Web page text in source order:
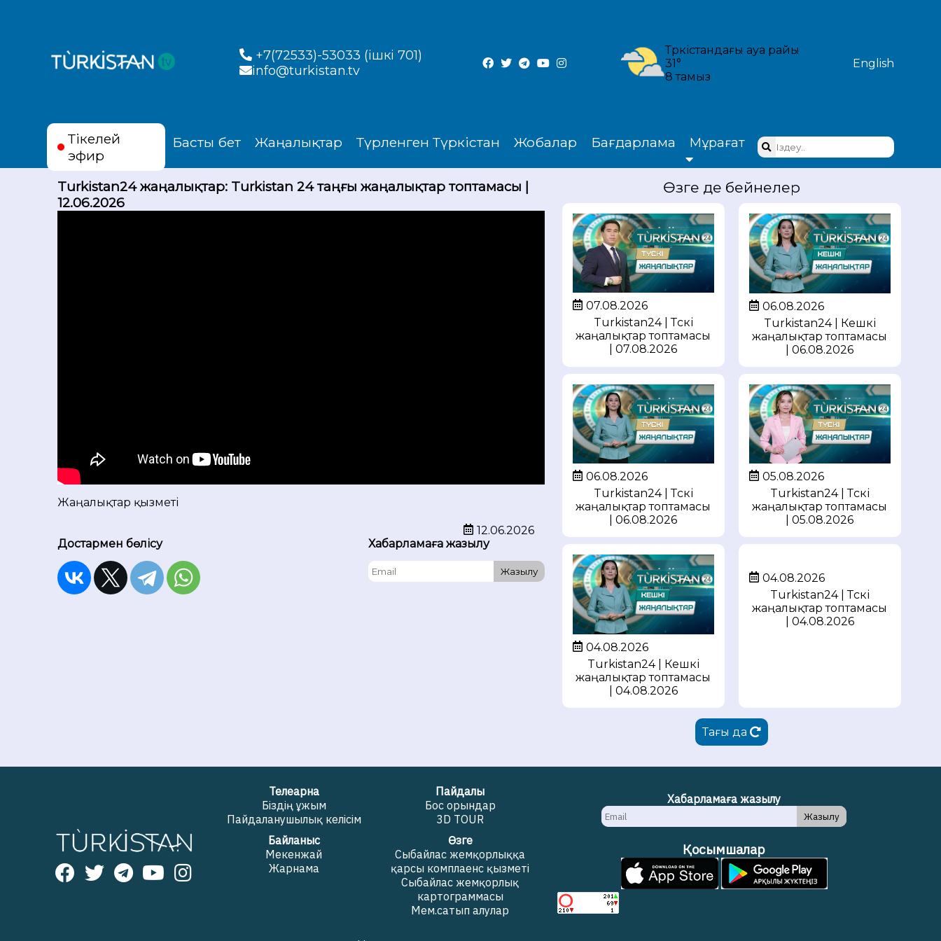
+7(72533)-53033 (ішкі 701)
info@turkistan.tv
Түркістандағы ауа райы
31°
8 тамыз
English
Тікелей
эфир
Басты бет Жаңалықтар Түрленген Түркістан Жобалар Бағдарлама Мұрағат
Turkistan24 жаңалықтар: Turkistan 24 таңғы жаңалықтар топтамасы |
12.06.2026
Жаңалықтар қызметі
12.06.2026
Достармен бөлісу
Хабарламаға жазылу
Жазылу
Өзге де бейнелер
07.08.2026
Turkistan24 | Түскі
жаңалықтар топтамасы
| 07.08.2026
06.08.2026
Turkistan24 | Кешкі
жаңалықтар топтамасы
| 06.08.2026
06.08.2026
Turkistan24 | Түскі
жаңалықтар топтамасы
| 06.08.2026
05.08.2026
Turkistan24 | Түскі
жаңалықтар топтамасы
| 05.08.2026
04.08.2026
Turkistan24 | Кешкі
жаңалықтар топтамасы
| 04.08.2026
04.08.2026
Turkistan24 | Түскі
жаңалықтар топтамасы
| 04.08.2026
Тағы да
Телеарна
Біздің ұжым
Пайдаланушылық келісім
Пайдалы
Бос орындар
3D TOUR
Байланыс
Мекенжай
Жарнама
Өзге
Сыбайлас жемқорлыққа
қарсы комплаенс қызметі
Сыбайлас жемқорлық
картограммасы
Мем.сатып алулар
Хабарламаға жазылу
Жазылу
Қосымшалар